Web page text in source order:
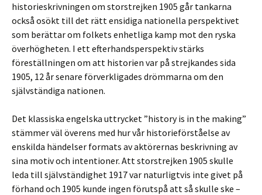
historieskrivningen om storstrejken 1905 går tankarna
också osökt till det rätt ensidiga nationella perspektivet
som berättar om folkets enhetliga kamp mot den ryska
överhögheten. I ett efterhandsperspektiv stärks
föreställningen om att historien var på strejkandes sida
1905, 12 år senare förverkligades drömmarna om den
självständiga nationen.
Det klassiska engelska uttrycket ”history is in the making”
stämmer väl överens med hur vår historieförståelse av
enskilda händelser formats av aktörernas beskrivning av
sina motiv och intentioner. Att storstrejken 1905 skulle
leda till självständighet 1917 var naturligtvis inte givet på
förhand och 1905 kunde ingen förutspå att så skulle ske –